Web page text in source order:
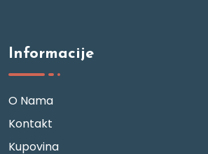
Informacije
O Nama
Kontakt
Kupovina